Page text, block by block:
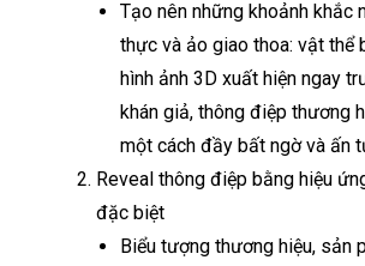
Tạo nên những khoảnh khắc
thực và ảo giao thoa: vật thể
hình ảnh 3D xuất hiện ngay
khán giả, thông điệp thương
một cách đầy bất ngờ và ấn
Reveal thông điệp bằng hiệu
đặc biệt
Biểu tượng thương hiệu, sản